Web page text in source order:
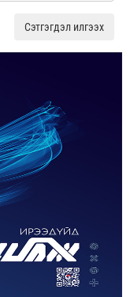
Сэтгэгдэл илгээх